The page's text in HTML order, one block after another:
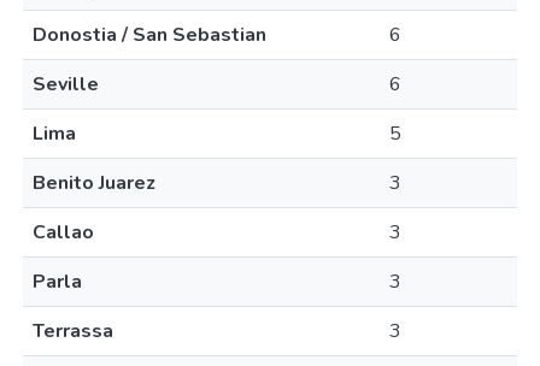
Donostia / San Sebastian
6
Seville
6
Lima
5
Benito Juarez
3
Callao
3
Parla
3
Terrassa
3